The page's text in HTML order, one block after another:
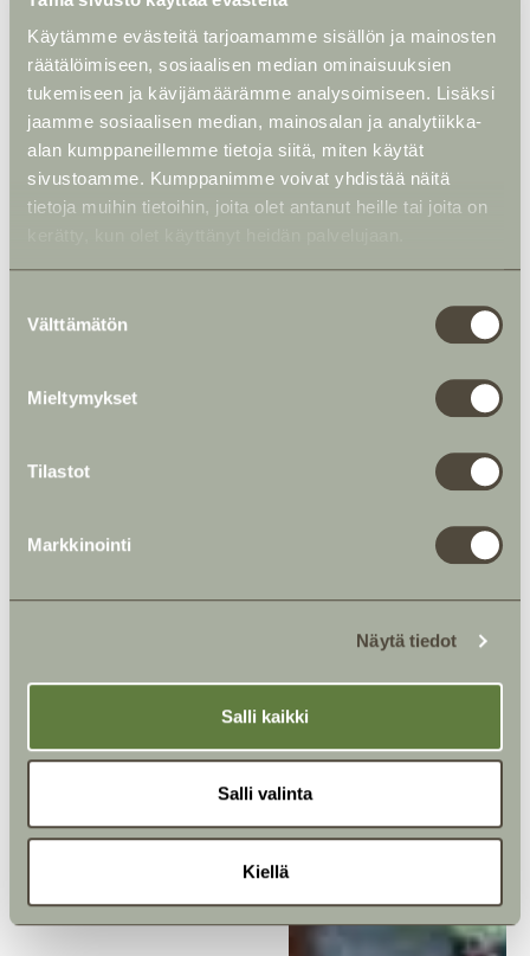
Käytämme evästeitä tarjoamamme sisällön ja mainosten
räätälöimiseen, sosiaalisen median ominaisuuksien
tukemiseen ja kävijämäärämme analysoimiseen. Lisäksi
jaamme sosiaalisen median, mainosalan ja analytiikka-
alan kumppaneillemme tietoja siitä, miten käytät
sivustoamme. Kumppanimme voivat yhdistää näitä
tietoja muihin tietoihin, joita olet antanut heille tai joita on
Välttämätön
Mieltymykset
Tilastot
Markkinointi
Näytä tiedot
Salli kaikki
Salli valinta
Kiellä